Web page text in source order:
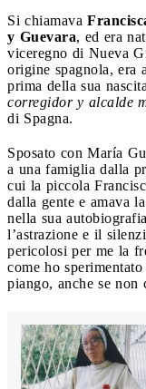
Si chiamava
y Guevara, ed era
viceregno di Nueva
origine spagnola, era
prima della sua
corregidor y alcalde
di Spagna.
Sposato con María
a una famiglia dalla
cui la piccola
dalla gente e amava
nella sua
l’astrazione e il
pericolosi per me la
come ho
piango, anche se non